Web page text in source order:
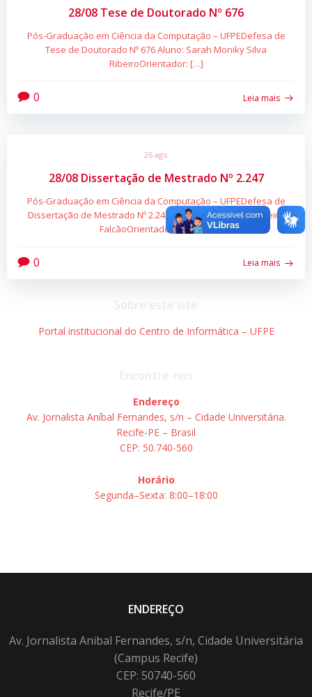
28/08 Tese de Doutorado Nº 676
Pós-Graduação em Ciência da Computação – UFPEDefesa de
Tese de Doutorado Nº 676 Aluno: Sarah Moniky Silva
RibeiroOrientador: […]
0 Leia mais
26 ago
28/08 Dissertação de Mestrado Nº 2.247
Pós-Graduação em Ciência da Computação – UFPEDefesa de
Dissertação de Mestrado Nº 2.247Aluno: Paulo Victor Ferreira
FalcãoOrientador: Prof. […]
0 Leia mais
Portal institucional do Centro de Informática – UFPE
Endereço
Av. Jornalista Aníbal Fernandes, s/n – Cidade Universitária.
Recife-PE – Brasil
CEP: 50.740-560
Horário
Segunda–Sexta: 8:00–18:00
ENDEREÇO
Av. Jornalista Anibal Fernandes, s/n, Cidade Universitária
(Campus Recife)
CEP: 50740-560
Recife/PE